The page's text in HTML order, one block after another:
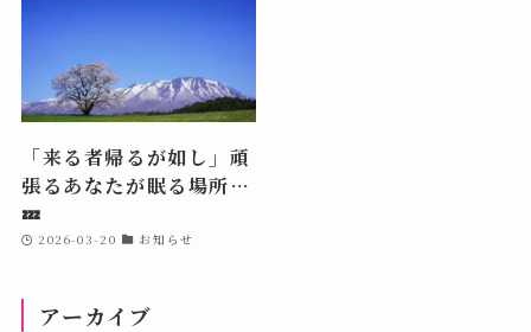
「来る者帰るが如し」頑
張るあなたが眠る場所…
💤
2026-03-20 お知らせ
アーカイブ